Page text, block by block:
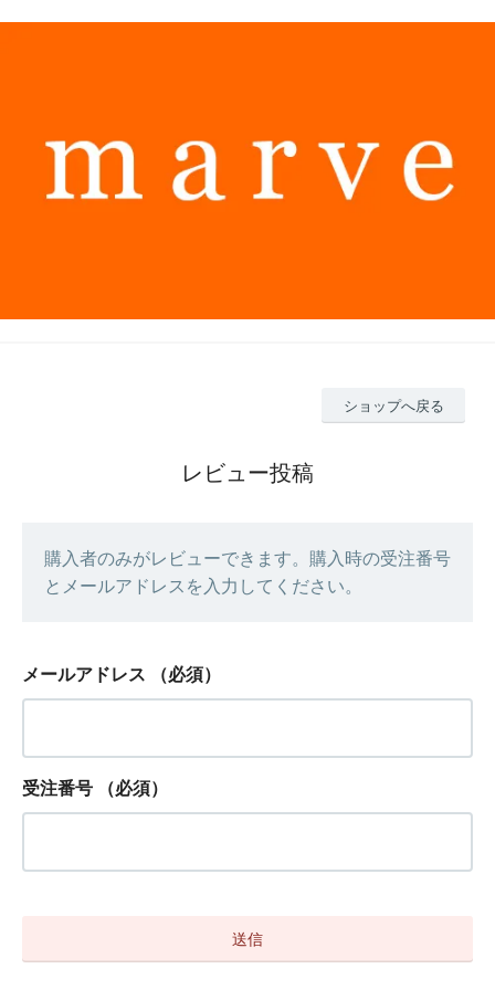
ショップへ戻る
レビュー投稿
購入者のみがレビューできます。購入時の受注番号
とメールアドレスを入力してください。
メールアドレス （必須）
受注番号 （必須）